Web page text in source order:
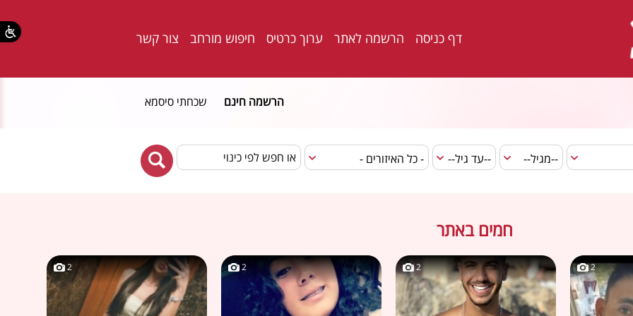
דף כניסה הרשמה לאתר ערוך כרטיס חיפוש מורחב צור קשר
הרשמה חינם שכחתי סיסמא
חמים באתר
2 2 2 2